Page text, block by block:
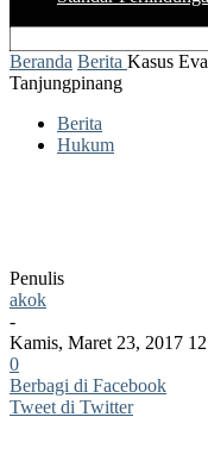
Beranda Berita Kasus
Tanjungpinang
Berita
Hukum
Penulis
akok
-
Kamis, Maret 23, 2017
0
Berbagi di Facebook
Tweet di Twitter